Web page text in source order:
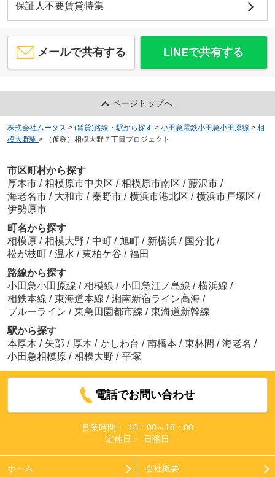
保証人不要賃貸特集
メールで共有する LINEで共有する
ページトップへ
株式会社ムータス > (賃貸)路線・駅から探す > 小田急電鉄小田急小田原線 > 相
模大野駅 > （仮称）相模大野７丁目プロジェクト
市区町村から探す
厚木市 / 相模原市中央区 / 相模原市南区 / 藤沢市 /
海老名市 / 大和市 / 秦野市 / 横浜市港北区 / 横浜市戸塚区 /
伊勢原市
町名から探す
相模原 / 相模大野 / 中町 / 旭町 / 新横浜 / 国分北 /
松が枝町 / 温水 / 東柏ケ谷 / 福田
路線から探す
小田急小田原線 / 相模線 / 小田急江ノ島線 / 横浜線 /
相鉄本線 / 東海道本線 / 湘南新宿ライン高海 /
ブルーライン / 東急田園都市線 / 東海道新幹線
駅から探す
本厚木 / 矢部 / 厚木 / かしわ台 / 南橋本 / 東林間 / 海老名 /
小田急相模原 / 相模大野 / 平塚
電話でお問い合わせ
営業時間：
10：00～18：00
定休日：
日曜日
ホーム 会社概要